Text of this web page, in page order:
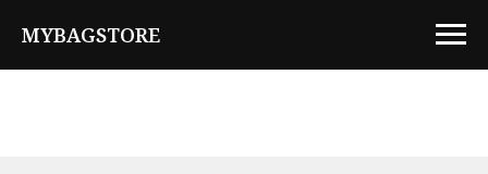
MYBAGSTORE